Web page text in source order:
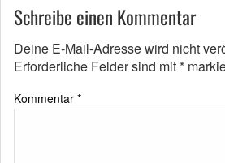
Schreibe einen Kommentar
Deine E-Mail-Adresse wird nicht
Erforderliche Felder sind mit*
Kommentar *